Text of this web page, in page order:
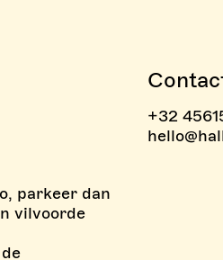
>
parkeer dan
vilvoorde
+32